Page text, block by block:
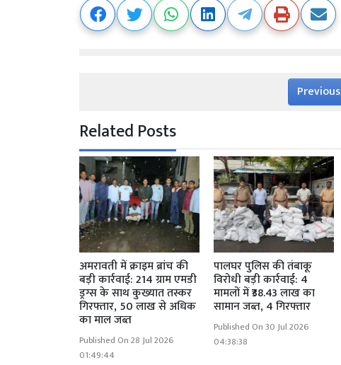
Previous
Related Posts
अमरावती में क्राइम ब्रांच की
बड़ी कार्रवाई: 214 ग्राम एमडी
ड्रग्स के साथ कुख्यात तस्कर
गिरफ्तार, 50 लाख से अधिक
का माल जब्त
Published On 28 Jul 2026
01:49:44
पालघर पुलिस की तंबाकू
विरोधी बड़ी कार्रवाई: 4
मामलों में ₹38.43 लाख का
सामान जब्त, 4 गिरफ्तार
Published On 30 Jul 2026
04:38:38